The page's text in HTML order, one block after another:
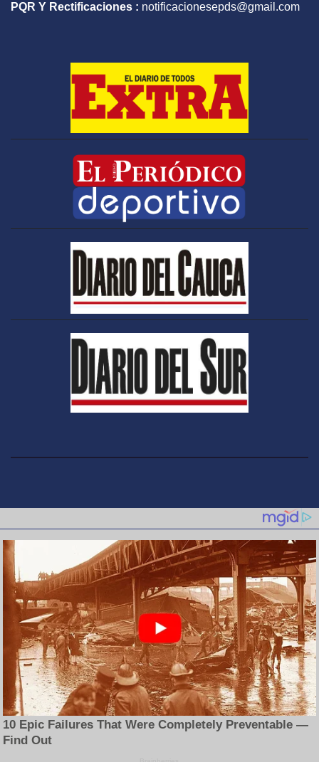
PQR Y Rectificaciones : notificacionesepds@gmail.com